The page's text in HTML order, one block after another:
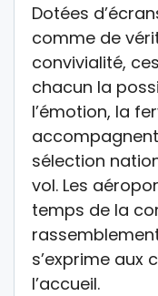
Dotées
comme de
convivialité,
chacun la
l’émotion, la
sélection
vol. Les
temps de la
s’exprime aux
l’accueil.